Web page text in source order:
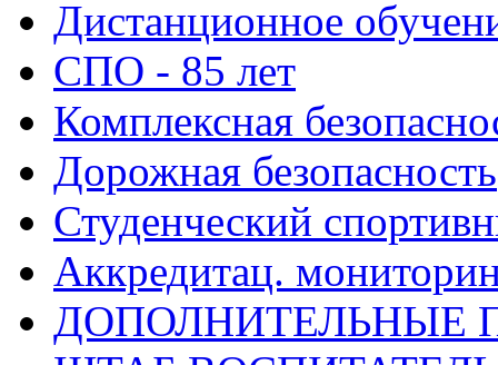
Дистанционное
СПО - 85 лет
Комплексная
Дорожная безопасность
Студенческий
Аккредитац.
ДОПОЛНИТЕЛЬНЫЕ